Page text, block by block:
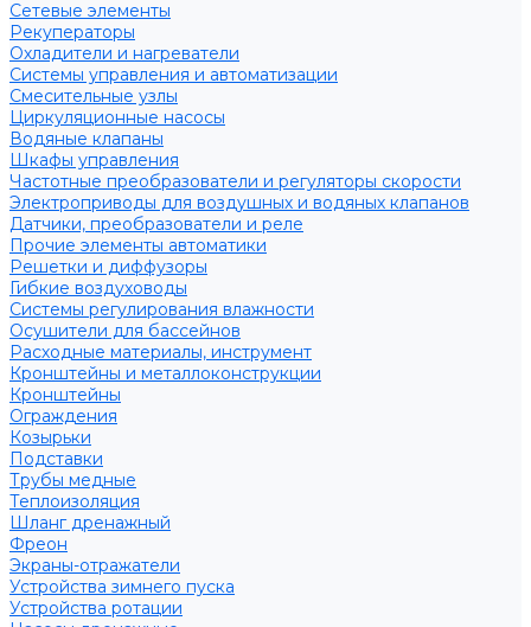
Сетевые элементы
Рекуператоры
Охладители и нагреватели
Системы управления и автоматизации
Смесительные узлы
Циркуляционные насосы
Водяные клапаны
Шкафы управления
Частотные преобразователи и регуляторы скорости
Электроприводы для воздушных и водяных клапанов
Датчики, преобразователи и реле
Прочие элементы автоматики
Решетки и диффузоры
Гибкие воздуховоды
Системы регулирования влажности
Осушители для бассейнов
Расходные материалы, инструмент
Кронштейны и металлоконструкции
Кронштейны
Ограждения
Козырьки
Подставки
Трубы медные
Теплоизоляция
Шланг дренажный
Фреон
Экраны-отражатели
Устройства зимнего пуска
Устройства ротации